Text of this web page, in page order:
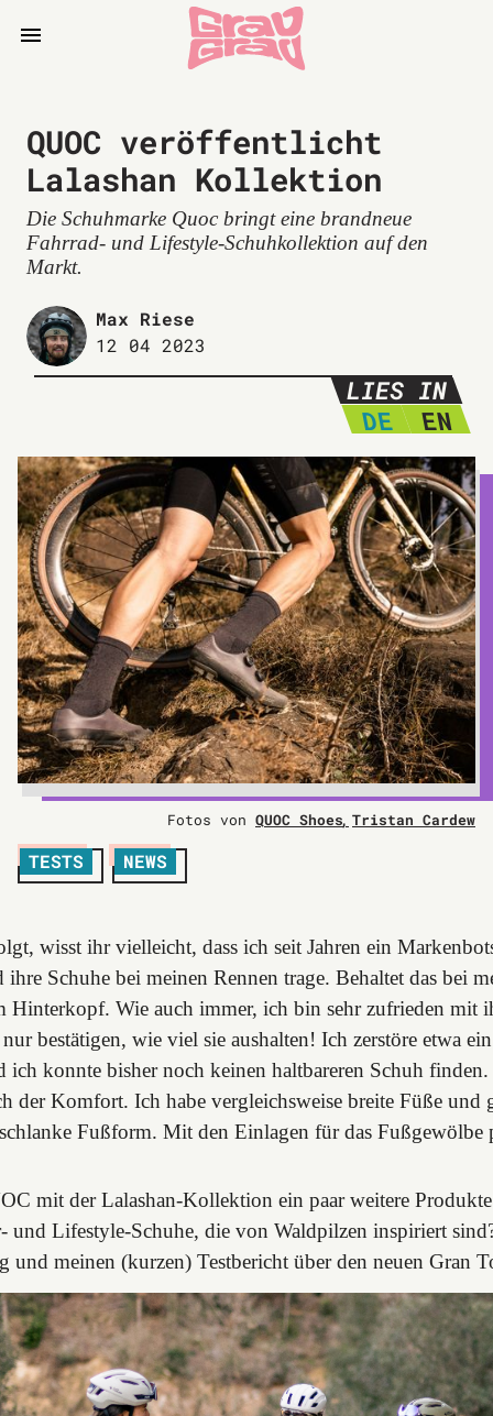
QUOC veröffentlicht
Lalashan Kollektion
Die Schuhmarke Quoc bringt eine brandneue
Fahrrad- und Lifestyle-Schuhkollektion auf den
Markt.
Max Riese
12 04 2023
LIES IN
DE
EN
Fotos von QUOC Shoes Tristan Cardew
TESTS NEWS
wisst ihr vielleicht, dass ich seit Jahren ein
Schuhe bei meinen Rennen trage. Behaltet das bei
Hinterkopf. Wie auch immer, ich bin sehr zufrieden mit
bestätigen, wie viel sie aushalten! Ich zerstöre etwa
ich konnte bisher noch keinen haltbareren Schuh finden.
der Komfort. Ich habe vergleichsweise breite Füße und
Fußform. Mit den Einlagen für das Fußgewölbe
mit der Lalashan-Kollektion ein paar weitere
und Lifestyle-Schuhe, die von Waldpilzen inspiriert
und meinen (kurzen) Testbericht über den neuen Gran